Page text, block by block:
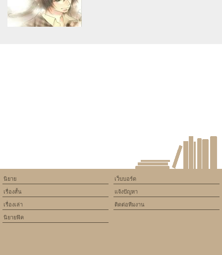
รักร้ายๆของนายจอมโหด
เว็บบอร์ด
แจ้งปัญหา
ติดต่อทีมงาน
นิยาย
เรื่องสั้น
เรื่องเล่า
นิยายฟิค